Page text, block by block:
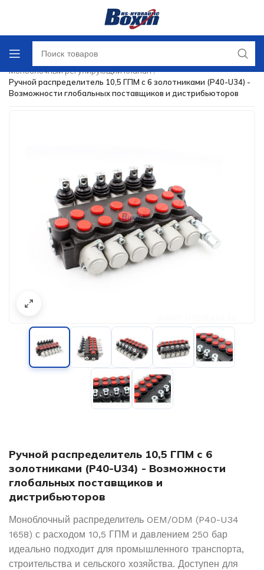
Главная / Направляющий регулирующий клапан
Моноблочный регулирующий клапан /
Ручной распределитель 10,5 ГПМ с 6 золотниками (P40-U34) -
Возможности глобальных поставщиков и дистрибьюторов
Ручной распределитель 10,5 ГПМ с 6
золотниками (P40-U34) - Возможности
глобальных поставщиков и
дистрибьюторов
Моноблочный распределитель OEM/ODM (P40-U34
1658) с расходом 10,5 ГПМ и давлением 250 бар
идеально подходит для промышленного транспорта,
строительства и сельского хозяйства. Доступен для